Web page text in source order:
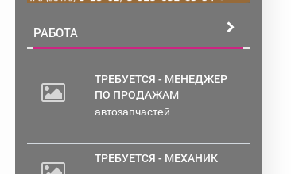
РАБОТА
ТРЕБУЕТСЯ - МЕНЕДЖЕР
ПО ПРОДАЖАМ
автозапчастей
ТРЕБУЕТСЯ - МЕХАНИК